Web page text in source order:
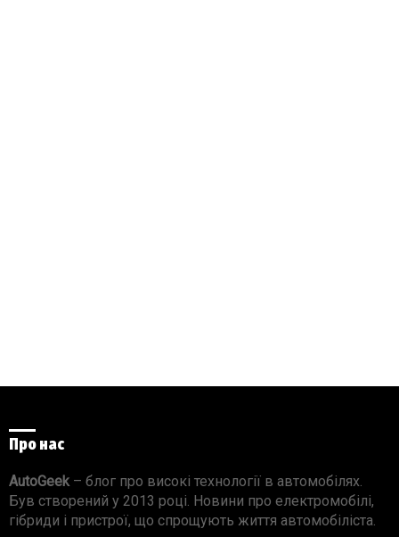
Про нас
AutoGeek– блог про високі технології в автомобілях.
Був створений у 2013 році. Новини про електромобілі,
гібриди і пристрої, що спрощують життя автомобіліста.